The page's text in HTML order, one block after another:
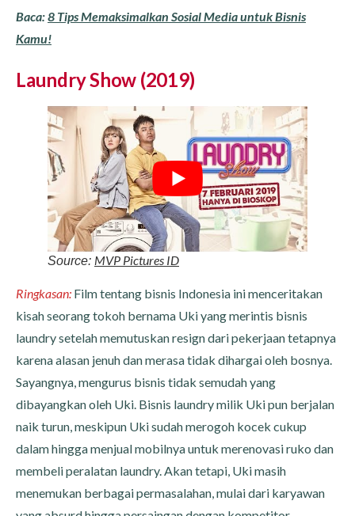
Baca:8 Tips Memaksimalkan Sosial Media untuk Bisnis
Kamu!
Laundry Show (2019)
Source: MVP Pictures ID
Ringkasan: Film tentang bisnis Indonesia ini menceritakan
kisah seorang tokoh bernama Uki yang merintis bisnis
laundry setelah memutuskan resign dari pekerjaan tetapnya
karena alasan jenuh dan merasa tidak dihargai oleh bosnya.
Sayangnya, mengurus bisnis tidak semudah yang
dibayangkan oleh Uki. Bisnis laundry milik Uki pun berjalan
naik turun, meskipun Uki sudah merogoh kocek cukup
dalam hingga menjual mobilnya untuk merenovasi ruko dan
membeli peralatan laundry. Akan tetapi, Uki masih
menemukan berbagai permasalahan, mulai dari karyawan